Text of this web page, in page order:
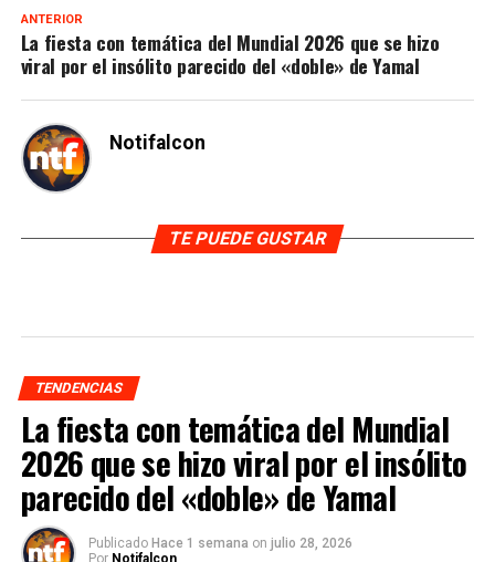
ANTERIOR
La fiesta con temática del Mundial 2026 que se hizo
viral por el insólito parecido del «doble» de Yamal
Notifalcon
TE PUEDE GUSTAR
TENDENCIAS
La fiesta con temática del Mundial
2026 que se hizo viral por el insólito
parecido del «doble» de Yamal
Publicado Hace 1 semana on julio 28, 2026
Por Notifalcon